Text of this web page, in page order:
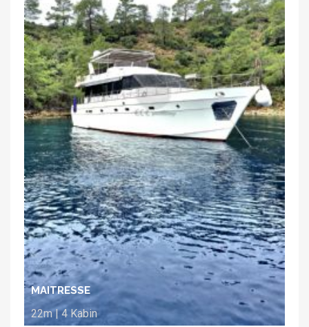
MAITRESSE
22m | 4 Kabin